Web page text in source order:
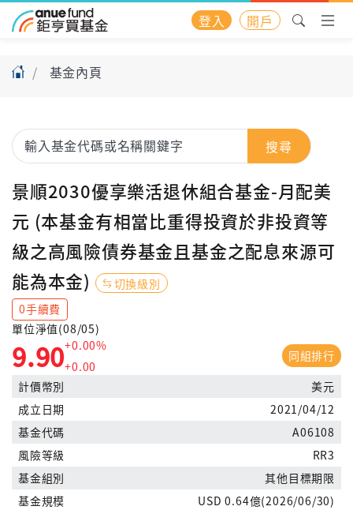
登入 開戶
基金內頁
搜尋
景順2030優享樂活退休組合基金-月配美
元 (本基金有相當比重得投資於非投資等
級之高風險債券基金且基金之配息來源可
能為本金)
切換級別
0手續費
單位淨值(08/05)
9.90+0.00%
+0.00
同組排行
計價幣別
美元
成立日期
2021/04/12
基金代碼
A06108
風險等級
RR3
基金組別
其他目標期限
基金規模
USD 0.64億(2026/06/30)